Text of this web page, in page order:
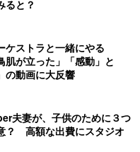
ると？
ケストラと一緒にやる
が立った」「感動」と
の動画に大反響
夫妻が、子供のために３つ
？ 高額な出費にスタジオ